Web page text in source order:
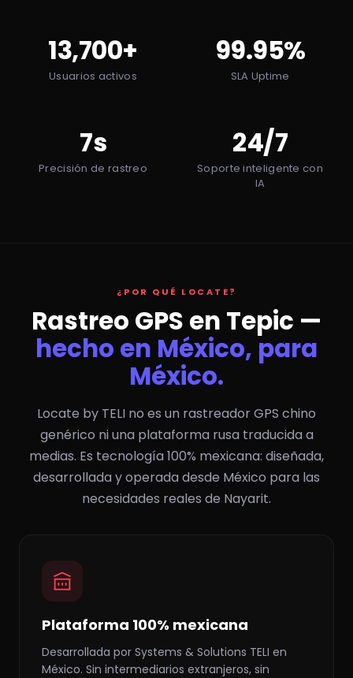
13,700+
Usuarios activos
99.95%
SLA Uptime
7s
Precisión de rastreo
24/7
Soporte inteligente con
IA
¿POR QUÉ LOCATE?
Rastreo GPS en Tepic —
hecho en México, para
México.
Locate by TELI no es un rastreador GPS chino
genérico ni una plataforma rusa traducida a
medias. Es tecnología 100% mexicana: diseñada,
desarrollada y operada desde México para las
necesidades reales de Nayarit.
Plataforma 100% mexicana
Desarrollada por Systems & Solutions TELI en
México. Sin intermediarios extranjeros, sin